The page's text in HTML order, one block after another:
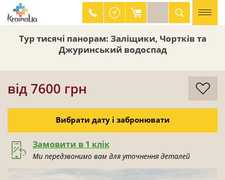
044 334 41 23
0 800 330 626
Тур тисячі панорам: Заліщики, Чортків та
Джуринський водоспад
від 7600 грн
Вибрати дату і забронювати
Замовити в 1 клік
Ми передзвонимо вам для уточнення деталей